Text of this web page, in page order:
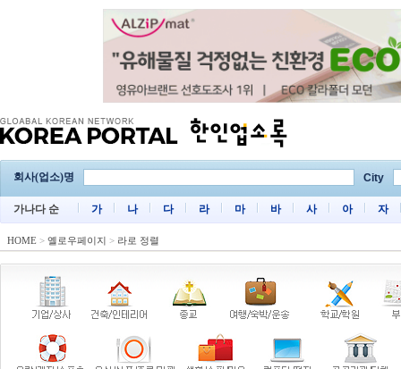
회사(업소)명 City
가나다 순 가 나 다 라 마 바 사 아 자
HOME > 옐로우페이지 > 라로 정렬